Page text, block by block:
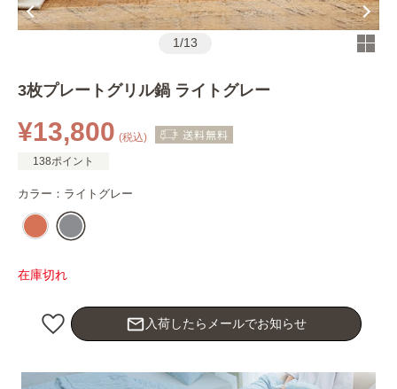
1/13
3枚プレートグリル鍋 ライトグレー
¥13,800 (税込)
138ポイント
カラー： ライトグレー
在庫切れ
mail_outline 入荷したらメールでお知らせ